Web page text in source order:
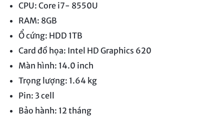
CPU: Core i7- 8550U
RAM: 8GB
Ổ cứng: HDD 1TB
Card đồ họa: Intel HD Graphics 620
Màn hình: 14.0 inch
Trọng lượng: 1.64 kg
Pin: 3 cell
Bảo hành: 12 tháng